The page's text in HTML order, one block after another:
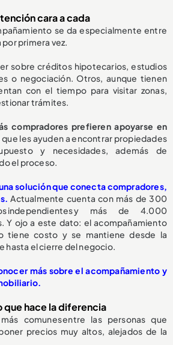
cara a cada
se da especialmente entre
primera vez.
sobre créditos hipotecarios, estudios
o negociación. Otros, aunque tienen
con el tiempo para visitar zonas,
trámites.
compradores prefieren apoyarse en
que les ayuden a encontrar propiedades
y necesidades, además de
el proceso.
solución que conecta compradores,
Actualmente cuenta con más de 300
independientes y más de 4.000
Y ojo a este dato: el acompañamiento
tiene costo y se mantiene desde la
hasta el cierre del negocio.
más sobre el acompañamiento y
que hace la diferencia
comunes entre las personas que
precios muy altos, alejados de la